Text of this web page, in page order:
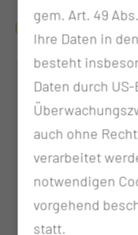
gem. Art. 49
Ihre Daten in
besteht
Daten durch
auch ohne
verarbeitet
notwendigen
vorgehend
statt.